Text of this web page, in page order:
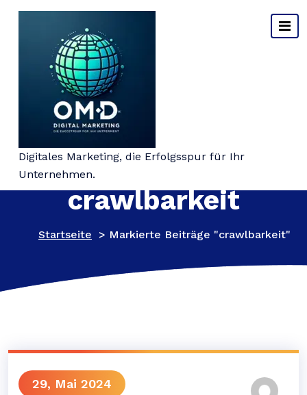
Digitales Marketing, die Erfolgsspur für Ihr
Unternehmen.
Schlagwort-Archiv:
crawlbarkeit
Startseite > Markierte Beiträge "crawlbarkeit"
29, Mai 2024